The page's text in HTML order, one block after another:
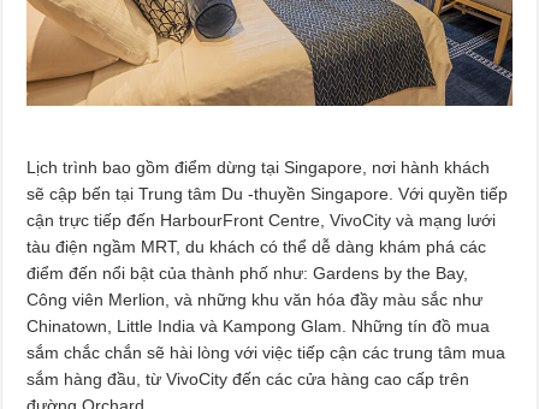
Lịch trình bao gồm điểm dừng tại Singapore, nơi hành khách
sẽ cập bến tại Trung tâm Du -thuyền Singapore. Với quyền tiếp
cận trực tiếp đến HarbourFront Centre, VivoCity và mạng lưới
tàu điện ngầm MRT, du khách có thể dễ dàng khám phá các
điểm đến nổi bật của thành phố như: Gardens by the Bay,
Công viên Merlion, và những khu văn hóa đầy màu sắc như
Chinatown, Little India và Kampong Glam. Những tín đồ mua
sắm chắc chắn sẽ hài lòng với việc tiếp cận các trung tâm mua
sắm hàng đầu, từ VivoCity đến các cửa hàng cao cấp trên